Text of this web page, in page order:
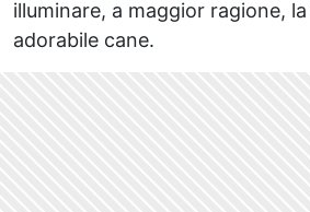
illuminare, a maggior ragione,
adorabile cane.